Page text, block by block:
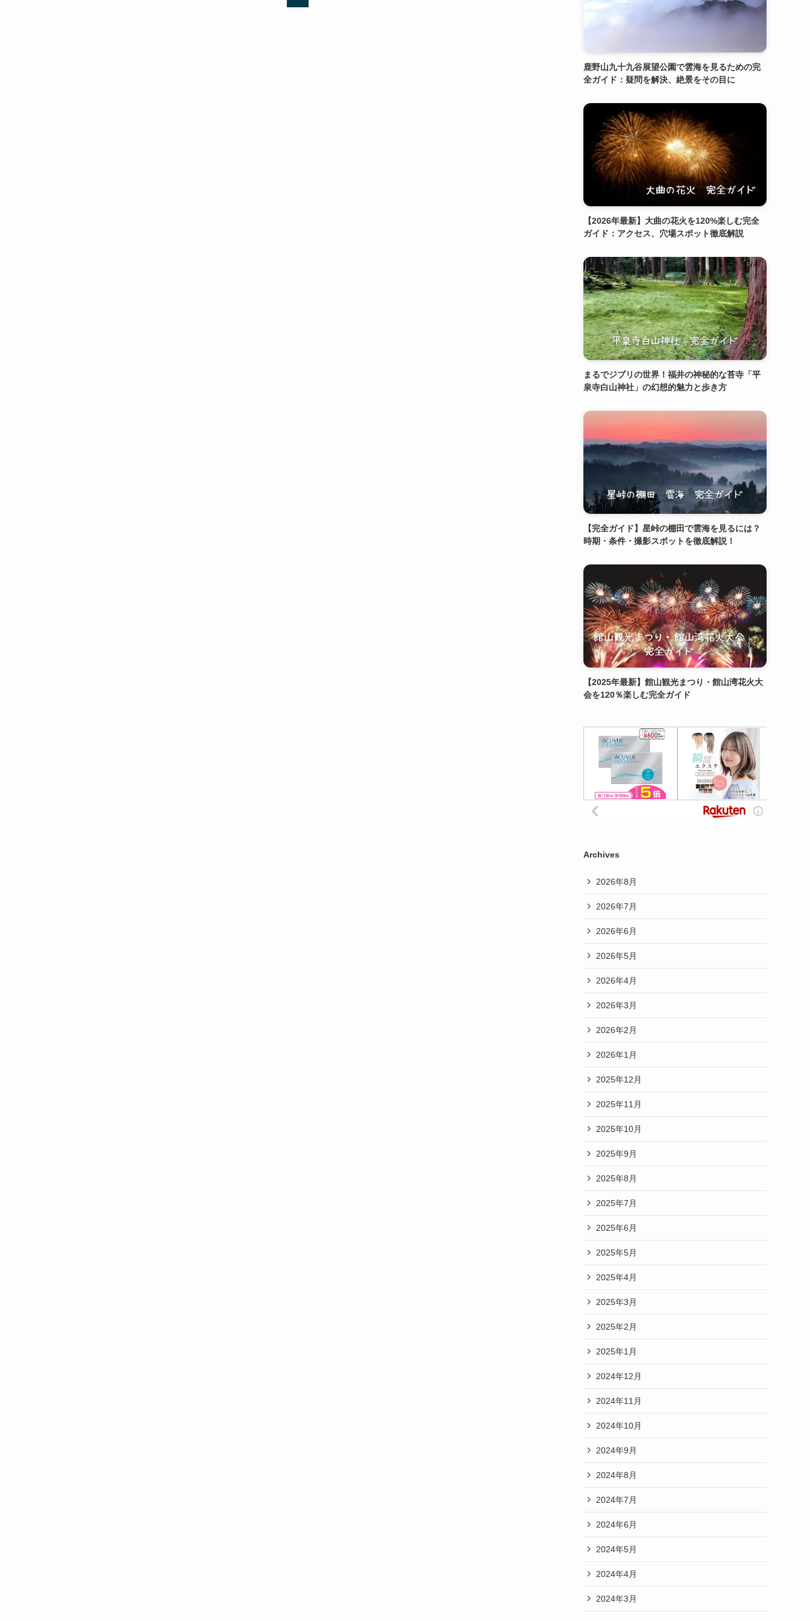
鹿野山九十九谷展望公園で雲海を見るための完
全ガイド：疑問を解決、絶景をその目に
【2026年最新】大曲の花火を120%楽しむ完全
ガイド：アクセス、穴場スポット徹底解説
まるでジブリの世界！福井の神秘的な苔寺「平
泉寺白山神社」の幻想的魅力と歩き方
【完全ガイド】星峠の棚田で雲海を見るには？
時期・条件・撮影スポットを徹底解説！
【2025年最新】館山観光まつり・館山湾花火大
会を120％楽しむ完全ガイド
Archives
2026年8月
2026年7月
2026年6月
2026年5月
2026年4月
2026年3月
2026年2月
2026年1月
2025年12月
2025年11月
2025年10月
2025年9月
2025年8月
2025年7月
2025年6月
2025年5月
2025年4月
2025年3月
2025年2月
2025年1月
2024年12月
2024年11月
2024年10月
2024年9月
2024年8月
2024年7月
2024年6月
2024年5月
2024年4月
2024年3月